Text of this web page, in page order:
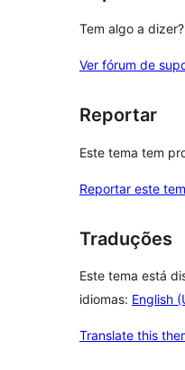
Tem algo a
Ver fórum de
Reportar
Este tema tem
Reportar este
Traduções
Este tema está
idiomas: English
Translate this